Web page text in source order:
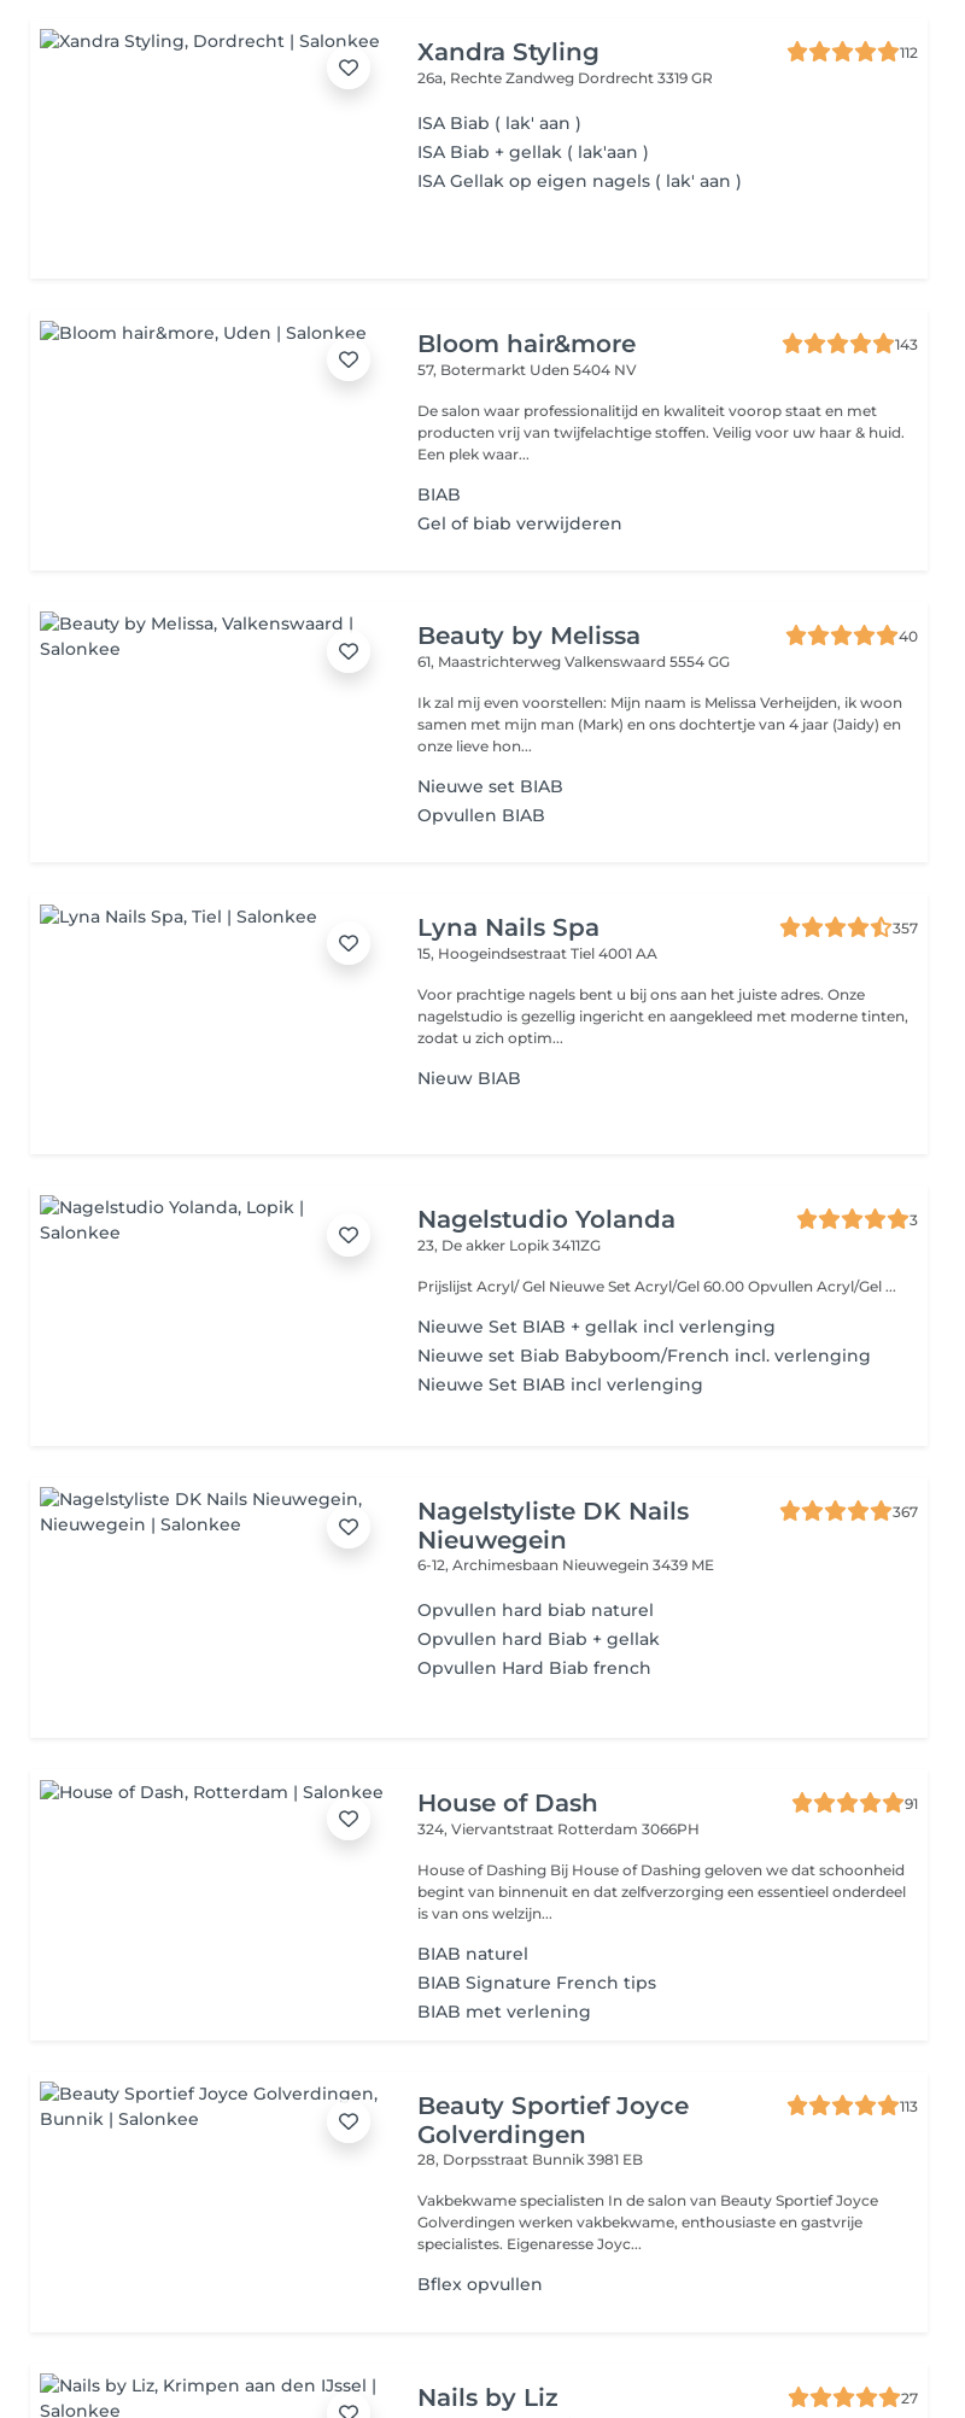
Xandra Styling
112
26a, Rechte Zandweg Dordrecht 3319 GR
ISA Biab ( lak' aan )
ISA Biab + gellak ( lak'aan )
ISA Gellak op eigen nagels ( lak' aan )
Bloom hair&more
143
57, Botermarkt Uden 5404 NV
De salon waar professionalitijd en kwaliteit voorop staat en met
producten vrij van twijfelachtige stoffen. Veilig voor uw haar & huid.
Een plek waar...
BIAB
Gel of biab verwijderen
Beauty by Melissa
40
61, MaastrichterwegValkenswaard 5554 GG
Ik zal mij even voorstellen: Mijn naam is Melissa Verheijden, ik woon
samen met mijn man (Mark) en ons dochtertje van 4 jaar (Jaidy) en
onze lieve hon...
Nieuwe set BIAB
Opvullen BIAB
Lyna Nails Spa
357
15, HoogeindsestraatTiel 4001 AA
Voor prachtige nagels bent u bij ons aan het juiste adres. Onze
nagelstudio is gezellig ingericht en aangekleed met moderne tinten,
zodat u zich optim...
Nieuw BIAB
Nagelstudio Yolanda
3
23, De akker Lopik 3411ZG
Prijslijst Acryl/ Gel Nieuwe Set Acryl/Gel 60.00 Opvullen Acryl/Gel ...
Nieuwe Set BIAB + gellak incl verlenging
Nieuwe set Biab Babyboom/French incl. verlenging
Nieuwe Set BIAB incl verlenging
Nagelstyliste DK Nails
Nieuwegein
367
6-12, Archimesbaan Nieuwegein 3439 ME
Opvullen hard biab naturel
Opvullen hard Biab + gellak
Opvullen Hard Biab french
House of Dash
91
324, Viervantstraat Rotterdam 3066PH
House of Dashing Bij House of Dashing geloven we dat schoonheid
begint van binnenuit en dat zelfverzorging een essentieel onderdeel
is van ons welzijn...
BIAB naturel
BIAB Signature French tips
BIAB met verlening
Beauty Sportief Joyce
Golverdingen
113
28, Dorpsstraat Bunnik 3981 EB
Vakbekwame specialisten In de salon van Beauty Sportief Joyce
Golverdingen werken vakbekwame, enthousiaste en gastvrije
specialistes. Eigenaresse Joyc...
Bflex opvullen
Nails by Liz
27